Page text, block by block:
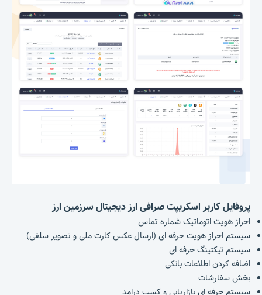
پروفایل کاربر اسکریپت صرافی ارز دیجیتال سرزمین ارز
احراز هویت اتوماتیک شماره تماس
سیستم احراز هویت حرفه ای (ارسال عکس کارت ملی و تصویر سلفی)
سیستم تیکتینگ حرفه ای
اضافه کردن اطلاعات بانکی
بخش سفارشات
سیستم حرفه ای بازاریابی و کسب درامد